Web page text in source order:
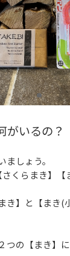
がいるの？
しょう。
くらまき】
き】と【まき(
つの【まき】